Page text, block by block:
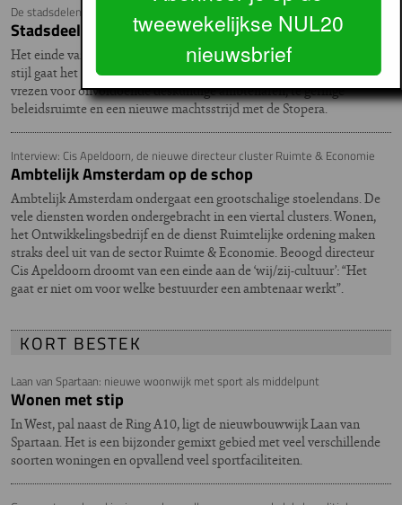
De stadsdelen nieuwe stijl gaan alleen nog over de uitvoering
Stadsdeelbestuurders vrezen machtsstrijd
Het einde van het huidige stadsdeel is nabij. In de stadsdelen nieuwe
stijl gaat het alleen nog om de uitvoering. Toekomstige bestuurders
vrezen voor onvoldoende deskundige ambtenaren, te geringe
beleidsruimte en een nieuwe machtsstrijd met de Stopera.
Interview: Cis Apeldoorn, de nieuwe directeur cluster Ruimte & Economie
Ambtelijk Amsterdam op de schop
Ambtelijk Amsterdam ondergaat een grootschalige stoelendans. De
vele diensten worden ondergebracht in een viertal clusters. Wonen,
het Ontwikkelingsbedrijf en de dienst Ruimtelijke ordening maken
straks deel uit van de sector Ruimte & Economie. Beoogd directeur
Cis Apeldoorn droomt van een einde aan de ‘wij/zij-cultuur’: “Het
gaat er niet om voor welke bestuurder een ambtenaar werkt”.
KORT BESTEK
Laan van Spartaan: nieuwe woonwijk met sport als middelpunt
Wonen met stip
In West, pal naast de Ring A10, ligt de nieuwbouwwijk Laan van
Spartaan. Het is een bijzonder gemixt gebied met veel verschillende
soorten woningen en opvallend veel sportfaciliteiten.
tweewekelijkse NUL20
nieuwsbrief